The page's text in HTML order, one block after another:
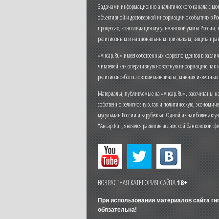
Задачами информационно-аналитического канала с
объективной и достоверной информации о событиях в
процессах, консолидация мусульманской уммы
религиозным и национальным признакам, защита
«Ансар.Ru» имеет собственных корреспондентов в
читателей как оперативную новостную информацию, так
религиозно-богословские материалы, мнения
Материалы, публикуемые на «Ансар.Ru», рассчитаны
собственно религиозную, так и политическую,
мусульман России и зарубежья. Одной из наиболее
"Ансар.Ru", является развитие исламской банковской
ВОЗРАСТНАЯ КАТЕГОРИЯ САЙТА18+
При использовании материалов сайта
обязательна!